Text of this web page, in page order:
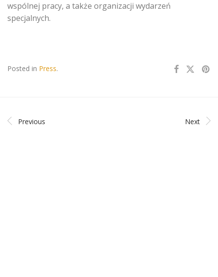
wspólnej pracy, a także organizacji wydarzeń
specjalnych.
Posted in Press.
Previous Next